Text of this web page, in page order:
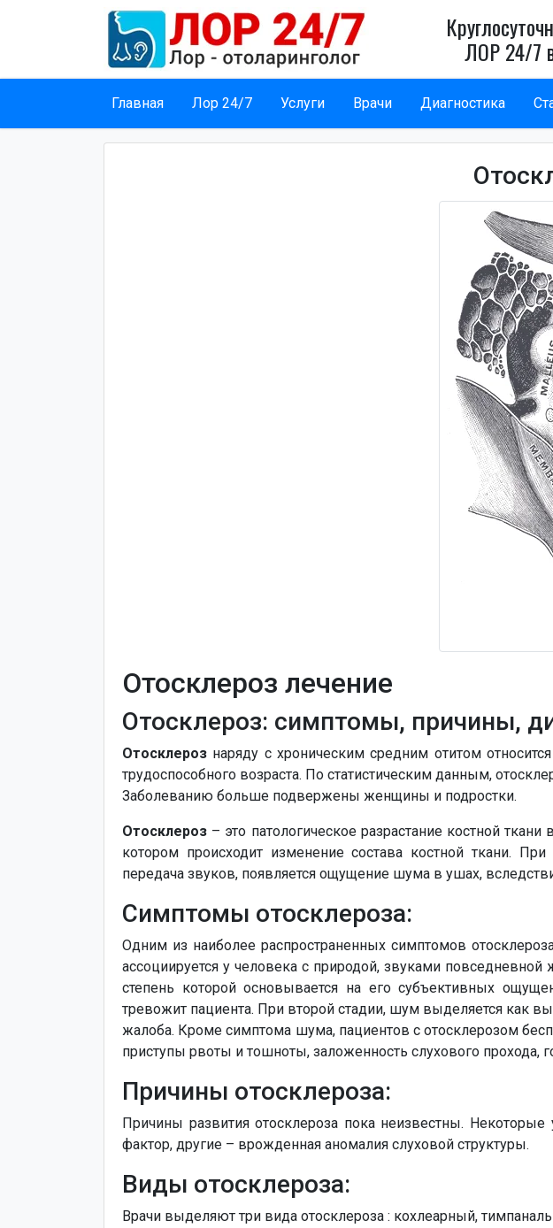
ЛОР 24/7
Главная Лор 24/7 Услуги Врачи Диагностика
Отосклероз лечение
Отосклероз: симптомы, причины,
Отосклероз наряду с хроническим средним отитом
трудоспособного возраста. По статистическим данным,
Заболеванию больше подвержены женщины и подростки.
Отосклероз – это патологическое разрастание костной
котором происходит изменение состава костной ткани.
передача звуков, появляется ощущение шума в ушах,
Симптомы отосклероза:
Одним из наиболее распространенных симптомов
ассоциируется у человека с природой, звуками повседневной
степень которой основывается на его субъективных
тревожит пациента. При второй стадии, шум выделяется как
жалоба. Кроме симптома шума, пациентов с отосклерозом
приступы рвоты и тошноты, заложенность слухового прохода,
Причины отосклероза:
Причины развития отосклероза пока неизвестны.
фактор, другие – врожденная аномалия слуховой структуры.
Виды отосклероза:
Врачи выделяют три вида отосклероза : кохлеарный,